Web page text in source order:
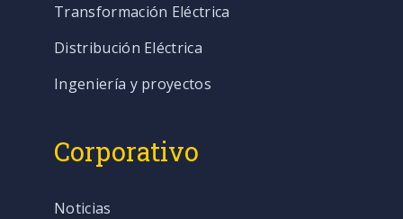
Transformación Eléctrica
Distribución Eléctrica
Ingeniería y proyectos
Corporativo
Noticias